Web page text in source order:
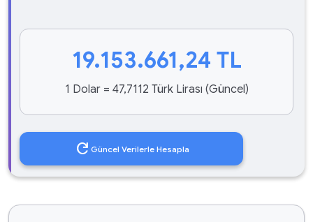
19.153.661,24 TL
1 Dolar = 47,7112 Türk Lirası (Güncel)
refresh Güncel Verilerle Hesapla